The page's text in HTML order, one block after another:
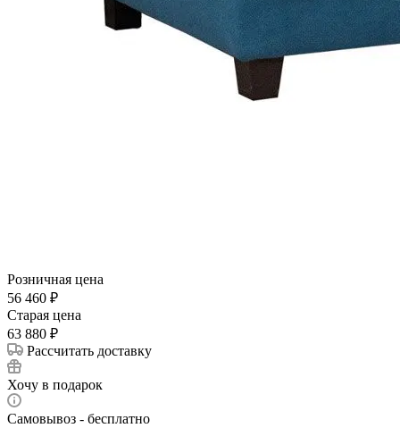
Розничная цена
56 460 ₽
Cтарая цена
63 880 ₽
Рассчитать доставку
Хочу в подарок
Самовывоз - бесплатно